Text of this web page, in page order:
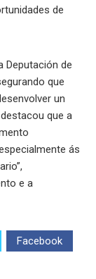
de
Deputación de
que
un
que a
ás
e a
Facebook